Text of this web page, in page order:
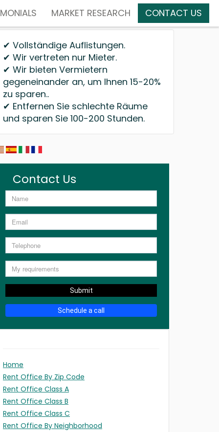
MARKET RESEARCH CONTACT US
✔ Vollständige Auflistungen.
✔ Wir vertreten nur Mieter.
✔ Wir bieten Vermietern
gegeneinander an, um Ihnen 15-20%
zu sparen..
✔ Entfernen Sie schlechte Räume
und sparen Sie 100-200 Stunden.
Contact Us
Submit
Schedule a call
Home
Rent Office By Zip Code
Rent Office Class A
Rent Office Class B
Rent Office Class C
Rent Office By Neighborhood